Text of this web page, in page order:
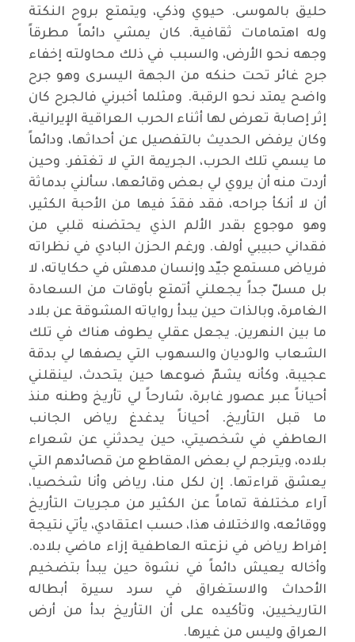
حليق بالموسى. حيوي وذكي، ويتمتع بروح النكتة
وله اهتمامات ثقافية. كان يمشي دائماً مطرقاً
وجهه نحو الأرض، والسبب في ذلك محاولته إخفاء
جرح غائر تحت حنكه من الجهة اليسرى وهو جرح
واضح يمتد نحو الرقبة. ومثلما أخبرني فالجرح كان
إثر إصابة تعرض لها أثناء الحرب العراقية الإيرانية،
وكان يرفض الحديث بالتفصيل عن أحداثها، ودائماً
ما يسمي تلك الحرب، الجريمة التي لا تغتفر. وحين
أردت منه أن يروي لي بعض وقائعها، سألني بدماثة
أن لا أنكأ جراحه، فقد فقدَ فيها من الأحبة الكثير،
وهو موجوع بقدر الألم الذي يحتضنه قلبي من
فقداني حبيبي أولف. ورغم الحزن البادي في نظراته
فرياض مستمع جيّد وإنسان مدهش في حكاياته، لا
بل مسلّ جداً يجعلني أتمتع بأوقات من السعادة
الغامرة، وبالذات حين يبدأ رواياته المشوقة عن بلاد
ما بين النهرين. يجعل عقلي يطوف هناك في تلك
الشعاب والوديان والسهوب التي يصفها لي بدقة
عجيبة، وكأنه يشمّ ضوعها حين يتحدث، لينقلني
أحياناً عبر عصور غابرة، شارحاً لي تأريخ وطنه منذ
ما قبل التأريخ. أحياناً يدغدغ رياض الجانب
العاطفي في شخصيتي، حين يحدثني عن شعراء
بلاده، ويترجم لي بعض المقاطع من قصائدهم التي
يعشق قراءتها. إن لكل منا، رياض وأنا شخصيا،
آراء مختلفة تماماً عن الكثير من مجريات التأريخ
ووقائعه، والاختلاف هذا، حسب اعتقادي، يأتي نتيجة
إفراط رياض في نزعته العاطفية إزاء ماضي بلاده.
وأخاله يعيش دائماً في نشوة حين يبدأ بتضخيم
الأحداث والاستغراق في سرد سيرة أبطاله
التاريخيين، وتأكيده على أن التأريخ بدأ من أرض
العراق وليس من غيرها.